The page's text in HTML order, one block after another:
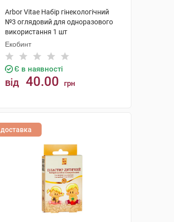
Arbor Vitae Набір гінекологічний
№3 оглядовий для одноразового
використання 1 шт
Екобинт
Є в наявності
від 40.00 грн
доставка